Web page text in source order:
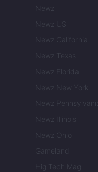
Newz
Newz US
Newz California
Newz Texas
Newz Florida
Newz New York
Newz Pennsylvania
Newz Illinois
Newz Ohio
Gameland
Hig Tech Mag